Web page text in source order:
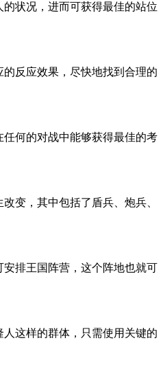
状况，进而可获得最佳的站位
反应效果，尽快地找到合理的
何的对战中能够获得最佳的考
，其中包括了盾兵、炮兵、
排王国阵营，这个阵地也就可
这样的群体，只需使用关键的